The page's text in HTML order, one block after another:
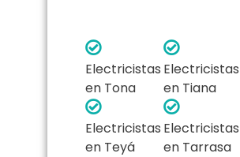
Electricistas
en Tona
Electricistas
en Tiana
Electricistas
en Teyá
Electricistas
en Tarrasa